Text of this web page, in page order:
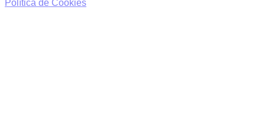
Política de Cookies